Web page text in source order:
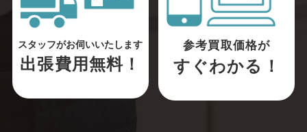
スタッフがお伺いいたします
出張費用無料！
参考買取価格が
すぐわかる！